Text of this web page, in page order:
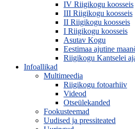
IV Riigikogu koosseis
III Riigikogu koosseis
II Riigikogu koosseis
I Riigikogu koosseis
Asutav Kogu
Eestimaa ajutine
Riigikogu Kantselei
Infoallikad
Multimeedia
Riigikogu fotoarhiiv
Videod
Otseülekanded
Fookusteemad
Uudised ja pressiteated